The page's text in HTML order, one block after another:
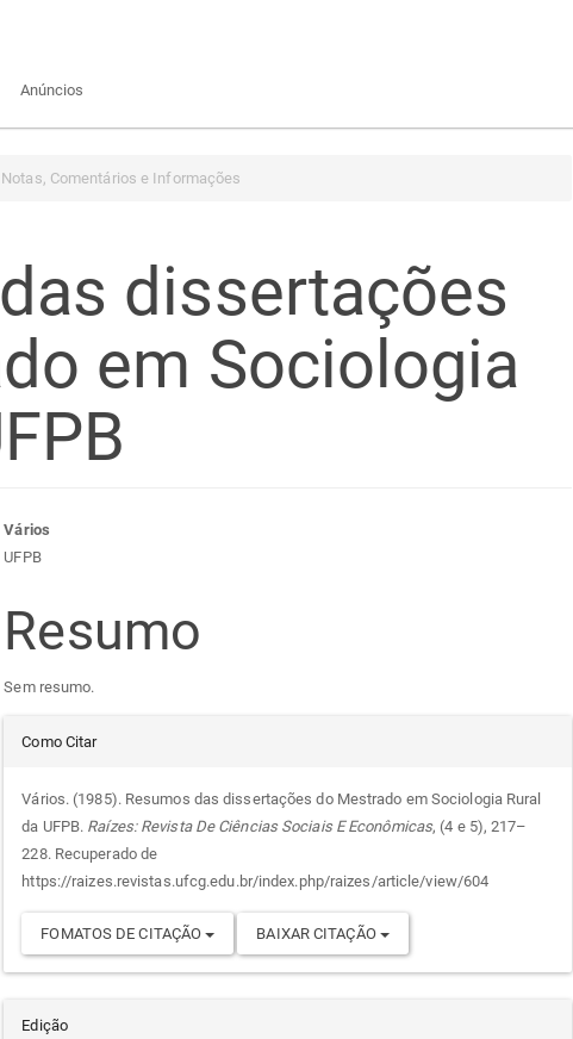
Anúncios
Notas, Comentários e Informações
dissertações
em Sociologia
Conteúdo
do
artigo
principal
Vários
UFPB
Resumo
Sem resumo.
Detalhes
do
artigo
Como Citar
Vários. (1985). Resumos das dissertações do Mestrado em Sociologia Rural
da UFPB. Raízes: Revista De Ciências Sociais E Econômicas, (4 e 5), 217–
228. Recuperado de
https://raizes.revistas.ufcg.edu.br/index.php/raizes/article/view/604
FOMATOS DE CITAÇÃO BAIXAR CITAÇÃO
Edição